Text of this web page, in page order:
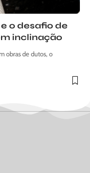
o desafio de
inclinação
obras de dutos, o